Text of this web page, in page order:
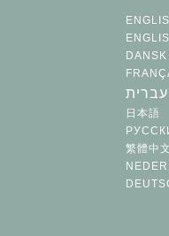
DANSK
עברית
日本語
繁體中文